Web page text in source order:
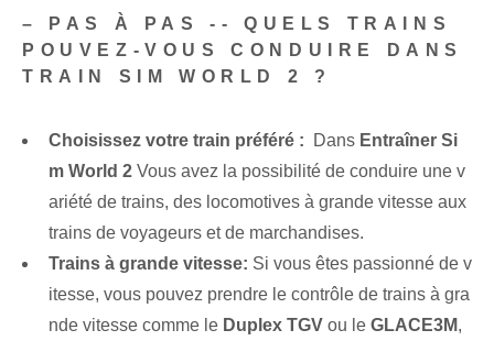
– PAS À PAS -- QUELS TRAINS
POUVEZ-VOUS CONDUIRE DANS
TRAIN SIM WORLD 2 ?
Choisissez votre⁢ train préféré : ⁣ Dans Entraîner Si
m World‌ 2 Vous avez la possibilité de conduire une v
ariété de trains, des locomotives à grande vitesse aux
trains de voyageurs et de marchandises.
Trains à grande vitesse: Si vous êtes passionné de v
itesse, vous pouvez prendre le contrôle de trains à gra
nde vitesse comme le Duplex TGV ou le⁣ GLACE⁢3M,